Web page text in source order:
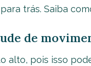
trás. Saiba
de
alto, pois isso